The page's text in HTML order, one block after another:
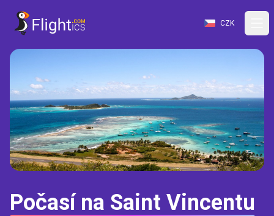
CZK
Počasí na Saint Vincentu